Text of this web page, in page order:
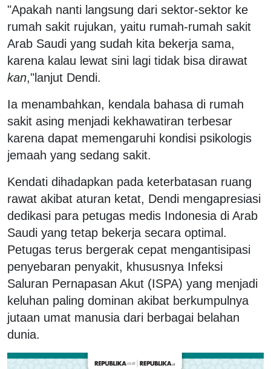
"Apakah nanti langsung dari sektor-sektor ke
rumah sakit rujukan, yaitu rumah-rumah sakit
Arab Saudi yang sudah kita bekerja sama,
karena kalau lewat sini lagi tidak bisa dirawat
kan,"lanjut Dendi.
Ia menambahkan, kendala bahasa di rumah
sakit asing menjadi kekhawatiran terbesar
karena dapat memengaruhi kondisi psikologis
jemaah yang sedang sakit.
Kendati dihadapkan pada keterbatasan ruang
rawat akibat aturan ketat, Dendi mengapresiasi
dedikasi para petugas medis Indonesia di Arab
Saudi yang tetap bekerja secara optimal.
Petugas terus bergerak cepat mengantisipasi
penyebaran penyakit, khususnya Infeksi
Saluran Pernapasan Akut (ISPA) yang menjadi
keluhan paling dominan akibat berkumpulnya
jutaan umat manusia dari berbagai belahan
dunia.